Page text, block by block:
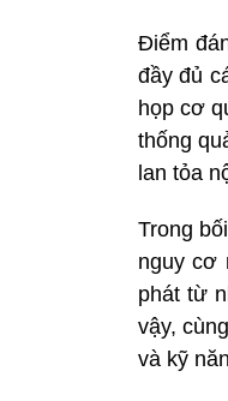
Điểm
đầy đủ
họp cơ
thống
lan tỏa
Trong
nguy cơ
phát từ
vậy,
và kỹ